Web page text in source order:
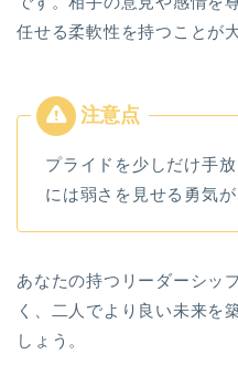
任せる柔軟性を持つことが
プライドを少しだけ手
には弱さを見せる勇気
あなたの持つリーダーシッ
く、二人でより良い未来を
しょう。